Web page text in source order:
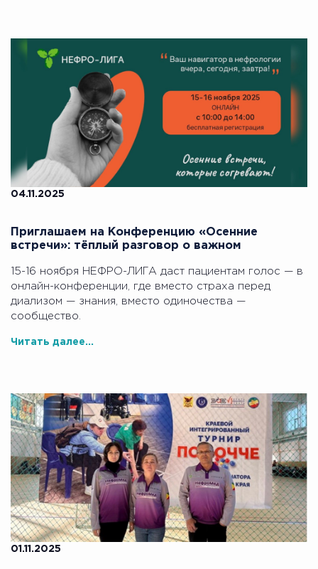
04.11.2025
Приглашаем на Конференцию «Осенние
встречи»: тёплый разговор о важном
15-16 ноября НЕФРО-ЛИГА даст пациентам голос — в
онлайн-конференции, где вместо страха перед
диализом — знания, вместо одиночества —
сообщество.
Читать далее...
01.11.2025